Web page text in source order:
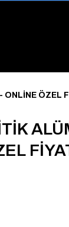
ONLİNE ÖZEL